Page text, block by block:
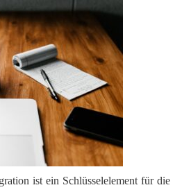
ist ein Schlüsselelement für die